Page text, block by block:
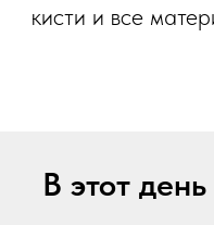
кисти и все
В этот